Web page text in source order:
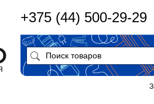
+375 (44) 500-29-29